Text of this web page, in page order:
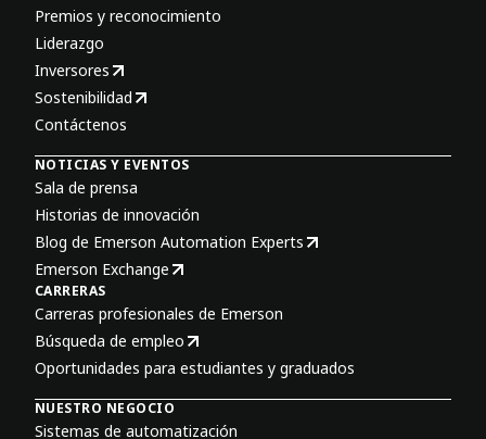
Premios y reconocimiento
Liderazgo
Inversores
Sostenibilidad
Contáctenos
NOTICIAS Y EVENTOS
Sala de prensa
Historias de innovación
Blog de Emerson Automation Experts
Emerson Exchange
CARRERAS
Carreras profesionales de Emerson
Búsqueda de empleo
Oportunidades para estudiantes y graduados
NUESTRO NEGOCIO
Sistemas de automatización